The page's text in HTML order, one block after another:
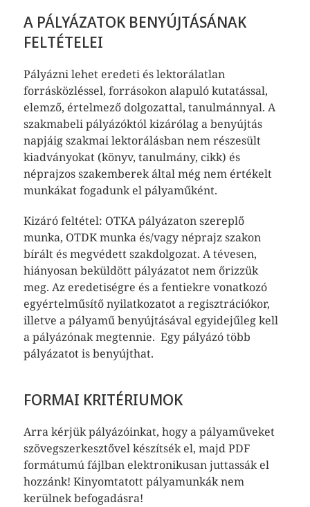
A PÁLYÁZATOK BENYÚJTÁSÁNAK
FELTÉTELEI
Pályázni lehet eredeti és lektorálatlan
forrásközléssel, forrásokon alapuló kutatással,
elemző, értelmező dolgozattal, tanulmánnyal. A
szakmabeli pályázóktól kizárólag a benyújtás
napjáig szakmai lektorálásban nem részesült
kiadványokat (könyv, tanulmány, cikk) és
néprajzos szakemberek által még nem értékelt
munkákat fogadunk el pályaműként.
Kizáró feltétel: OTKA pályázaton szereplő
munka, OTDK munka és/vagy néprajz szakon
bírált és megvédett szakdolgozat. A tévesen,
hiányosan beküldött pályázatot nem őrizzük
meg. Az eredetiségre és a fentiekre vonatkozó
egyértelműsítő nyilatkozatot a regisztrációkor,
illetve a pályamű benyújtásával egyidejűleg kell
a pályázónak megtennie. Egy pályázó több
pályázatot is benyújthat.
FORMAI KRITÉRIUMOK
Arra kérjük pályázóinkat, hogy a pályaműveket
szövegszerkesztővel készítsék el, majd PDF
formátumú fájlban elektronikusan juttassák el
hozzánk! Kinyomtatott pályamunkák nem
kerülnek befogadásra!